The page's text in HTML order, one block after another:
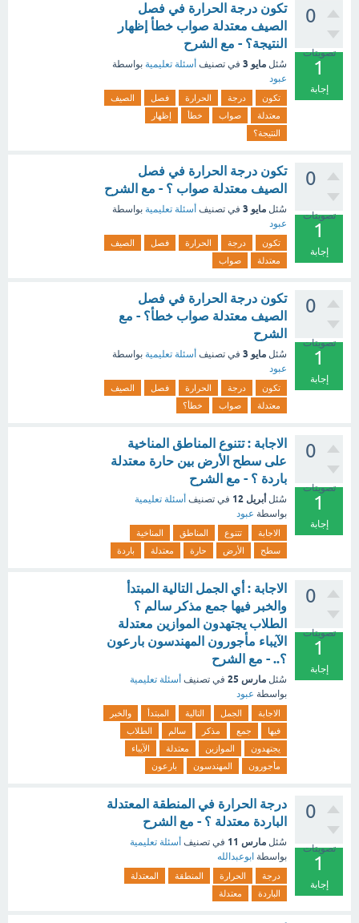
0
تصويتات
1
إجابة
تكون درجة الحرارة في فصل
الصيف معتدلة صواب خطأ إظهار
النتيجة؟ - مع الشرح
سُئل مايو 3 في تصنيف أسئلة تعليمية بواسطة
عبود
تكون درجة الحرارة فصل
الصيف
معتدلة
صواب خطأ
إظهار
النتيجة؟
0
تصويتات
1
إجابة
تكون درجة الحرارة في فصل
الصيف معتدلة صواب ؟ - مع الشرح
سُئل مايو 3 في تصنيف أسئلة تعليمية بواسطة
عبود
تكون درجة الحرارة فصل
الصيف
معتدلة
صواب
0
تصويتات
1
إجابة
تكون درجة الحرارة في فصل
الصيف معتدلة صواب خطأ؟ - مع
الشرح
سُئل مايو 3 في تصنيف أسئلة تعليمية بواسطة
عبود
تكون درجة الحرارة فصل
الصيف
معتدلة
صواب خطأ؟
0
تصويتات
1
إجابة
الاجابة : تتنوع المناطق المناخية
على سطح الأرض بين حارة معتدلة
باردة ؟ - مع الشرح
سُئل أبريل 12 في تصنيف أسئلة تعليمية
بواسطة عبود
الاجابة تتنوع المناطق
المناخية
سطح
الأرض حارة معتدلة باردة
0
تصويتات
1
إجابة
الاجابة : أي الجمل التالية المبتدأ
والخبر فيها جمع مذكر سالم ؟
الطلاب يجتهدون الموازين معتدلة
الآيباء مأجورون المهندسون بارعون
؟.. - مع الشرح
سُئل مارس 25 في تصنيف أسئلة تعليمية
بواسطة عبود
الاجابة الجمل التالية المبتدأ
والخبر
فيها
جمع مذكر سالم
الطلاب
يجتهدون
الموازين معتدلة
الآيباء
مأجورون
المهندسون بارعون
0
تصويتات
1
إجابة
درجة الحرارة في المنطقة المعتدلة
الباردة معتدلة ؟ - مع الشرح
سُئل مارس 11 في تصنيف أسئلة تعليمية
بواسطة ابوعبدالله
درجة الحرارة المنطقة
المعتدلة
الباردة
معتدلة